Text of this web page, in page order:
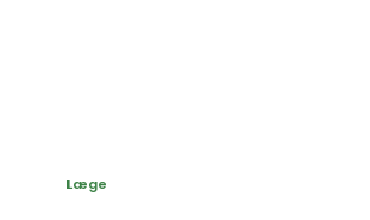
Læge